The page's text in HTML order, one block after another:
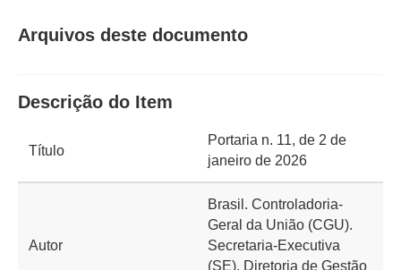
Arquivos deste documento
Descrição do Item
Título
Portaria n. 11, de 2 de
janeiro de 2026
Autor
Brasil. Controladoria-
Geral da União (CGU).
Secretaria-Executiva
(SE). Diretoria de Gestão